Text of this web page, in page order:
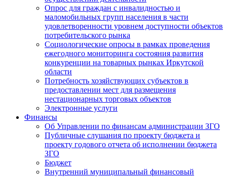
Опрос для граждан с инвалидностью и
маломобильных групп населения в части
удовлетворенности уровнем доступности объектов
потребительского рынка
Социологические опросы в рамках проведения
ежегодного мониторинга состояния развития
конкуренции на товарных рынках Иркутской
области
Потребность хозяйствующих субъектов в
предоставлении мест для размещения
нестационарных торговых объектов
Электронные услуги
Финансы
Об Управлении по финансам администрации ЗГО
Публичные слушания по проекту бюджета и
проекту годового отчета об исполнении бюджета
ЗГО
Бюджет
Внутренний муниципальный финансовый